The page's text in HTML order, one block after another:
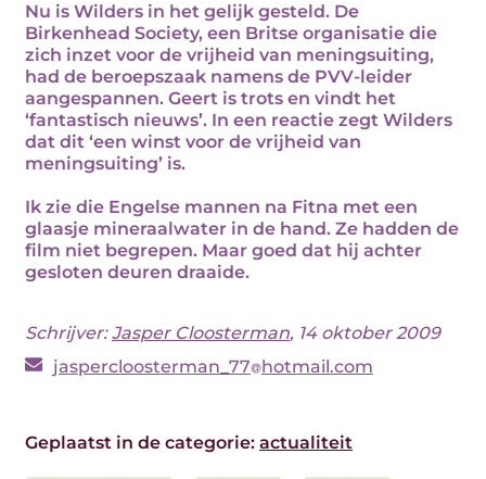
Nu is Wilders in het gelijk gesteld. De
Birkenhead Society, een Britse organisatie die
zich inzet voor de vrijheid van meningsuiting,
had de beroepszaak namens de PVV-leider
aangespannen. Geert is trots en vindt het
‘fantastisch nieuws’. In een reactie zegt Wilders
dat dit ‘een winst voor de vrijheid van
meningsuiting’ is.
Ik zie die Engelse mannen na Fitna met een
glaasje mineraalwater in de hand. Ze hadden de
film niet begrepen. Maar goed dat hij achter
gesloten deuren draaide.
Schrijver:Jasper Cloosterman, 14 oktober 2009
jaspercloosterman_77 hotmail.com
Geplaatst in de categorie: actualiteit